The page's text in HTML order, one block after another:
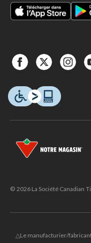
© 2026 La Société Canadian
△Le manufacturier/